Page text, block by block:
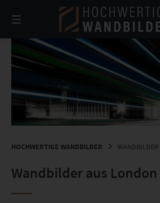
zum
Inhalt
HOCHWERTIGE WANDBILDER
Wandbilder aus London